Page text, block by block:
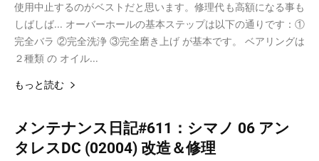
使用中止するのがベストだと思います。修理代も高額になる事も
しばしば... オーバーホールの基本ステップは以下の通りです：①
完全バラ ②完全洗浄 ③完全磨き上げ が基本です。 ベアリングは
２種類 の オイル...
もっと読む
メンテナンス日記#611：シマノ 06 アン
タレスDC (02004) 改造＆修理